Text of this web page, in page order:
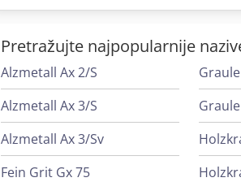
Pretražujte najpopularnije
Alzmetall Ax 2/S
Alzmetall Ax 3/S
Alzmetall Ax 3/Sv
Fein Grit Gx 75